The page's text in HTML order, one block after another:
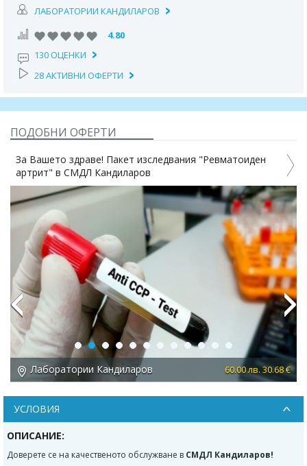
ЛАБОРАТОРИИ КАНДИЛАРОВ
4.80
130 ОЦЕНКИ
28 АКТИВНИ ОФЕРТИ
ПОДОБНИ ОФЕРТИ
здраве! Пакет изследвания "Ревматоиден
в СМДЛ Кандиларов
Кандиларов 60.00 лв. 30.68 €
Previous Next
УСЛОВИЯ
ОПИСАНИЕ:
Доверете се на качественото обслужване в СМДЛ Кандиларов!